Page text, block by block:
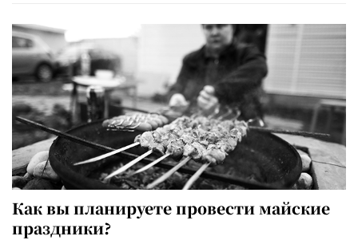
Как вы планируете провести майские
праздники?